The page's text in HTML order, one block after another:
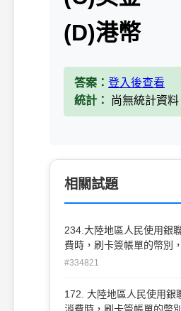
(D)港幣
答案： 登入後查看
統計：
尚無統計資料
相關試題
234.大陸地區人民使用銀
費時，刷卡簽帳單的幣
民幣 (B)新臺幣 (C)美
#334821
172. 大陸地區人民使用銀聯卡在臺灣刷卡